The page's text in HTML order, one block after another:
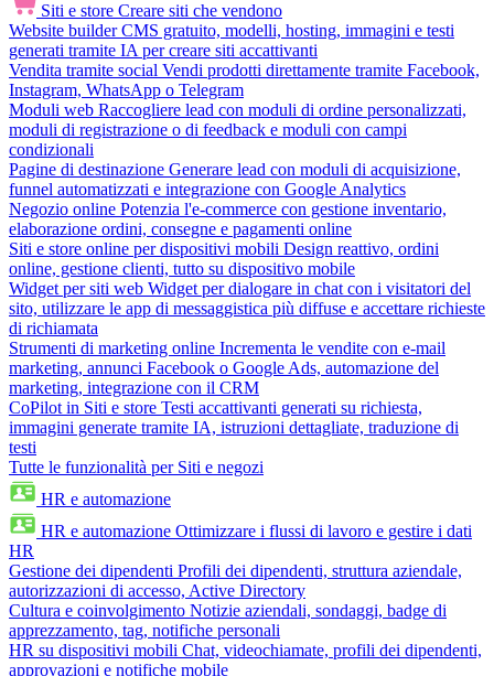
Siti e store Creare siti che vendono
Website builder CMS gratuito, modelli, hosting, immagini e testi
generati tramite IA per creare siti accattivanti
Vendita tramite social Vendi prodotti direttamente tramite Facebook,
Instagram, WhatsApp o Telegram
Moduli web Raccogliere lead con moduli di ordine personalizzati,
moduli di registrazione o di feedback e moduli con campi
condizionali
Pagine di destinazione Generare lead con moduli di acquisizione,
funnel automatizzati e integrazione con Google Analytics
Negozio online Potenzia l'e-commerce con gestione inventario,
elaborazione ordini, consegne e pagamenti online
Siti e store online per dispositivi mobili Design reattivo, ordini
online, gestione clienti, tutto su dispositivo mobile
Widget per siti web Widget per dialogare in chat con i visitatori del
sito, utilizzare le app di messaggistica più diffuse e accettare richieste
di richiamata
Strumenti di marketing online Incrementa le vendite con e-mail
marketing, annunci Facebook o Google Ads, automazione del
marketing, integrazione con il CRM
CoPilot in Siti e store Testi accattivanti generati su richiesta,
immagini generate tramite IA, istruzioni dettagliate, traduzione di
testi
Tutte le funzionalità per Siti e negozi
HR e automazione
HR e automazione Ottimizzare i flussi di lavoro e gestire i dati
HR
Gestione dei dipendenti Profili dei dipendenti, struttura aziendale,
autorizzazioni di accesso, Active Directory
Cultura e coinvolgimento Notizie aziendali, sondaggi, badge di
apprezzamento, tag, notifiche personali
HR su dispositivi mobili Chat, videochiamate, profili dei dipendenti,
approvazioni e notifiche mobile